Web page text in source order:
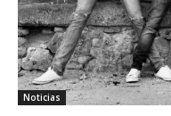
Noticias